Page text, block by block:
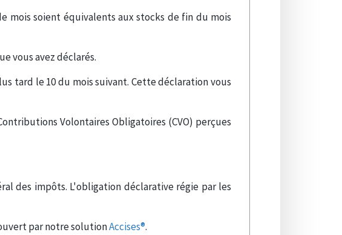
mois soient équivalents aux stocks de fin du mois
vous avez déclarés.
tard le 10 du mois suivant. Cette déclaration vous
Volontaires Obligatoires (CVO) perçues
des impôts. L'obligation déclarative régie par les
par notre solutionAccises®.